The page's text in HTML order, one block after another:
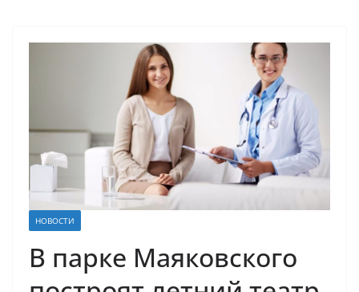
НОВОСТИ
В парке Маяковского